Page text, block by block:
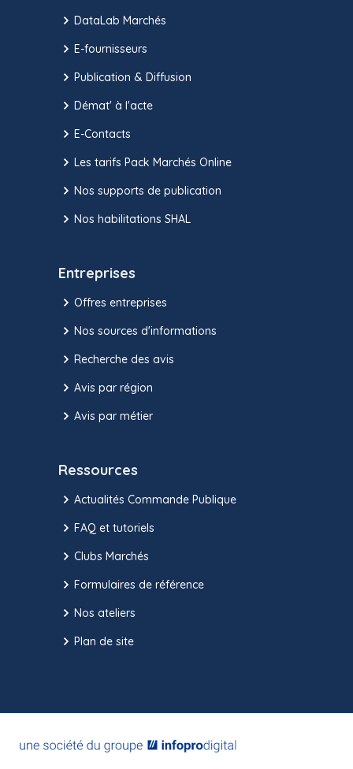
DataLab Marchés
E-fournisseurs
Publication & Diffusion
Démat' à l'acte
E-Contacts
Les tarifs Pack Marchés Online
Nos supports de publication
Nos habilitations SHAL
Entreprises
Offres entreprises
Nos sources d'informations
Recherche des avis
Avis par région
Avis par métier
Ressources
Actualités Commande Publique
FAQ et tutoriels
Clubs Marchés
Formulaires de référence
Nos ateliers
Plan de site